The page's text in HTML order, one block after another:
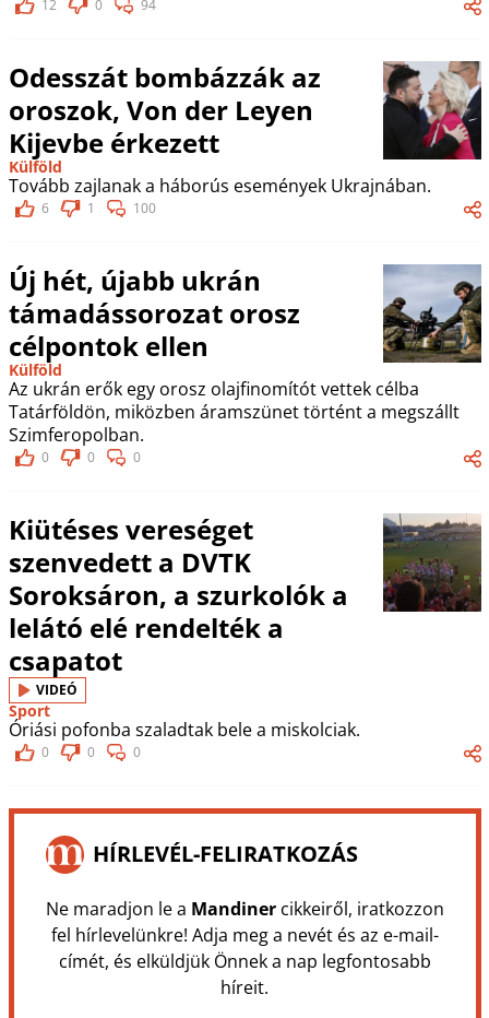
12 0 94
Odesszát bombázzák az
oroszok, Von der Leyen
Kijevbe érkezett
Külföld
Tovább zajlanak a háborús események Ukrajnában.
6 1 100
Új hét, újabb ukrán
támadássorozat orosz
célpontok ellen
Külföld
Az ukrán erők egy orosz olajfinomítót vettek célba
Tatárföldön, miközben áramszünet történt a megszállt
Szimferopolban.
0 0 0
Kiütéses vereséget
szenvedett a DVTK
Soroksáron, a szurkolók a
lelátó elé rendelték a
csapatot
VIDEÓ
Sport
Óriási pofonba szaladtak bele a miskolciak.
0 0 0
HÍRLEVÉL-FELIRATKOZÁS
Ne maradjon le a Mandinercikkeiről, iratkozzon
fel hírlevelünkre! Adja meg a nevét és az e-mail-
címét, és elküldjük Önnek a nap legfontosabb
híreit.